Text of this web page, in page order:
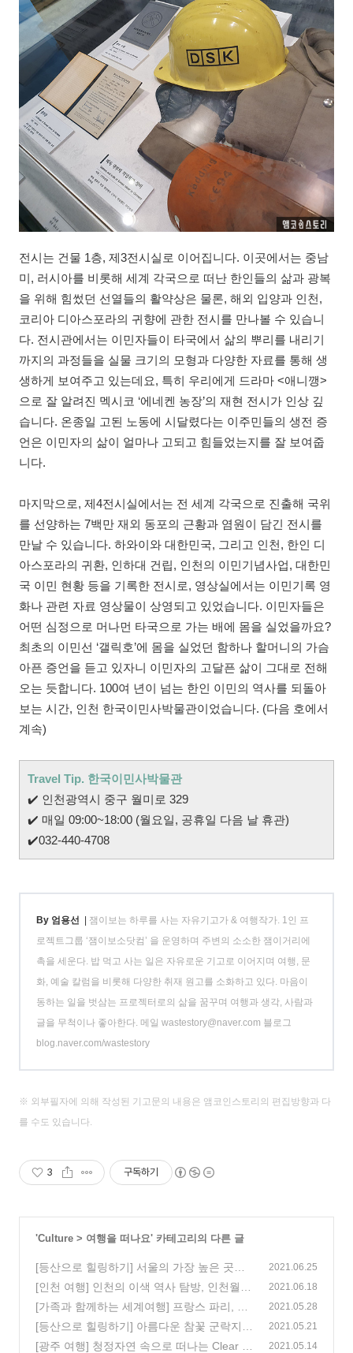
전시는 건물 1층, 제3전시실로 이어집니다. 이곳에서는 중남
미, 러시아를 비롯해 세계 각국으로 떠난 한인들의 삶과 광복
을 위해 힘썼던 선열들의 활약상은 물론, 해외 입양과 인천,
코리아 디아스포라의 귀향에 관한 전시를 만나볼 수 있습니
다. 전시관에서는 이민자들이 타국에서 삶의 뿌리를 내리기
까지의 과정들을 실물 크기의 모형과 다양한 자료를 통해 생
생하게 보여주고 있는데요, 특히 우리에게 드라마 <애니깽>
으로 잘 알려진 멕시코 ‘에네켄 농장’의 재현 전시가 인상 깊
습니다. 온종일 고된 노동에 시달렸다는 이주민들의 생전 증
언은 이민자의 삶이 얼마나 고되고 힘들었는지를 잘 보여줍
니다.
마지막으로, 제4전시실에서는 전 세계 각국으로 진출해 국위
를 선양하는 7백만 재외 동포의 근황과 염원이 담긴 전시를
만날 수 있습니다. 하와이와 대한민국, 그리고 인천, 한인 디
아스포라의 귀환, 인하대 건립, 인천의 이민기념사업, 대한민
국 이민 현황 등을 기록한 전시로, 영상실에서는 이민기록 영
화나 관련 자료 영상물이 상영되고 있었습니다. 이민자들은
어떤 심정으로 머나먼 타국으로 가는 배에 몸을 실었을까요?
최초의 이민선 ‘갤릭호’에 몸을 실었던 함하나 할머니의 가슴
아픈 증언을 듣고 있자니 이민자의 고달픈 삶이 그대로 전해
오는 듯합니다. 100여 년이 넘는 한인 이민의 역사를 되돌아
보는 시간, 인천 한국이민사박물관이었습니다. (다음 호에서
계속)
Travel Tip. 한국이민사박물관
✔️ 인천광역시 중구 월미로 329
✔️ 매일 09:00~18:00 (월요일, 공휴일 다음 날 휴관)
✔️032-440-4708
By 엄용선 | 잼이보는 하루를 사는 자유기고가 & 여행작가. 1인 프
로젝트그룹 ‘잼이보소닷컴’ 을 운영하며 주변의 소소한 잼이거리에
촉을 세운다. 밥 먹고 사는 일은 자유로운 기고로 이어지며 여행, 문
화, 예술 칼럼을 비롯해 다양한 취재 원고를 소화하고 있다. 마음이
동하는 일을 벗삼는 프로젝터로의 삶을 꿈꾸며 여행과 생각, 사람과
글을 무척이나 좋아한다. 메일 wastestory@naver.com 블로그
blog.naver.com/wastestory
※ 외부필자에 의해 작성된 기고문의 내용은 앰코인스토리의 편집방향과 다
를 수도 있습니다.
3 구독하기
'Culture > 여행을 떠나요' 카테고리의 다른 글
[등산으로 힐링하기] 서울의 가장 높은 곳에
서의 일출, 북한산
(0)
2021.06.25
[인천 여행] 인천의 이색 역사 탐방, 인천월미
문화거리 테마파크
(0)
2021.06.18
[가족과 함께하는 세계여행] 프랑스 파리, 둘
째 날 (1) 오르세 미술관, 로댕 박물관
(0)
2021.05.28
[등산으로 힐링하기] 아름다운 참꽃 군락지,
대구 비슬산
(0)
2021.05.21
[광주 여행] 청정자연 속으로 떠나는 Clear an
2021.05.14